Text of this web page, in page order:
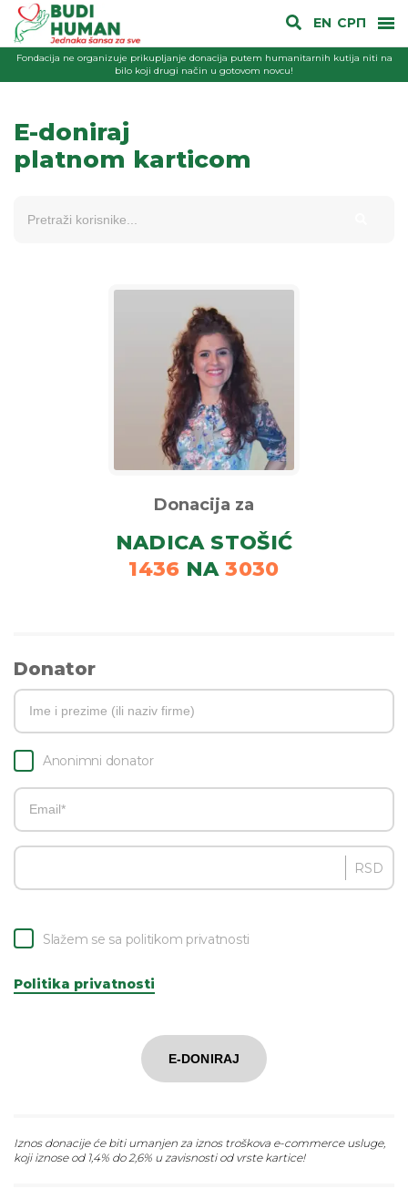
EN СРП
Fondacija ne organizuje prikupljanje donacija putem humanitarnih kutija niti na
bilo koji drugi način u gotovom novcu!
E-doniraj
platnom karticom
Donacija za
NADICA STOŠIĆ
1436 NA 3030
Donator
Anonimni donator
RSD
Slažem se sa politikom privatnosti
Politika privatnosti
E-DONIRAJ
Iznos donacije će biti umanjen za iznos troškova e-commerce usluge,
koji iznose od 1,4% do 2,6% u zavisnosti od vrste kartice!